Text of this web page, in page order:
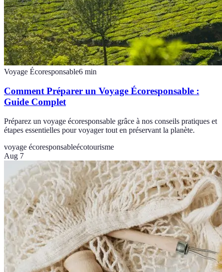
Voyage Écoresponsable6 min
Comment Préparer un Voyage Écoresponsable :
Guide Complet
Préparez un voyage écoresponsable grâce à nos conseils pratiques et
étapes essentielles pour voyager tout en préservant la planète.
voyage écoresponsableécotourisme
Aug 7